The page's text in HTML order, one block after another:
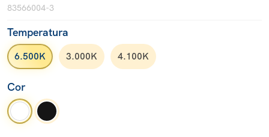
83566004-3
Temperatura
6.500K 3.000K 4.100K
Cor